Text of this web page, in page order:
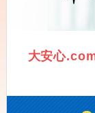
大安心